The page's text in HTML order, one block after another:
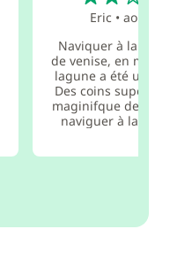
Eric •août
Naviquer à la
de venise, en mer
lagune a été un
Des coins supers
maginifque de la
naviguer à la v...